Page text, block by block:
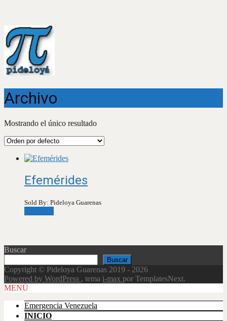
Archivo
Mostrando el único resultado
Efemérides
Sold By: Pideloya Guarenas
Buscar
Buscar
Copyright © Pideloya Guarenas 2019 - 2026
Powered by WordPress , tema i-max por TemplatesNext.
Scroll
MENÚ
Emergencia Venezuela
INICIO